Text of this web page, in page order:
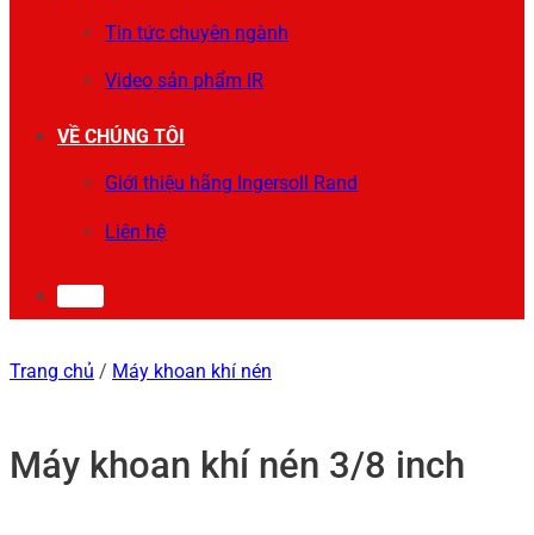
Tin tức chuyên ngành
Video sản phẩm IR
VỀ CHÚNG TÔI
Giới thiệu hãng Ingersoll Rand
Liên hệ
Trang chủ / Máy khoan khí nén
Máy khoan khí nén 3/8 inch